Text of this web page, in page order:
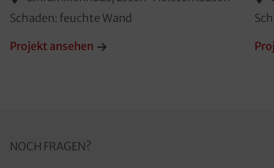
Schaden: feuchte Wand
Projekt ansehen
NOCH FRAGEN?